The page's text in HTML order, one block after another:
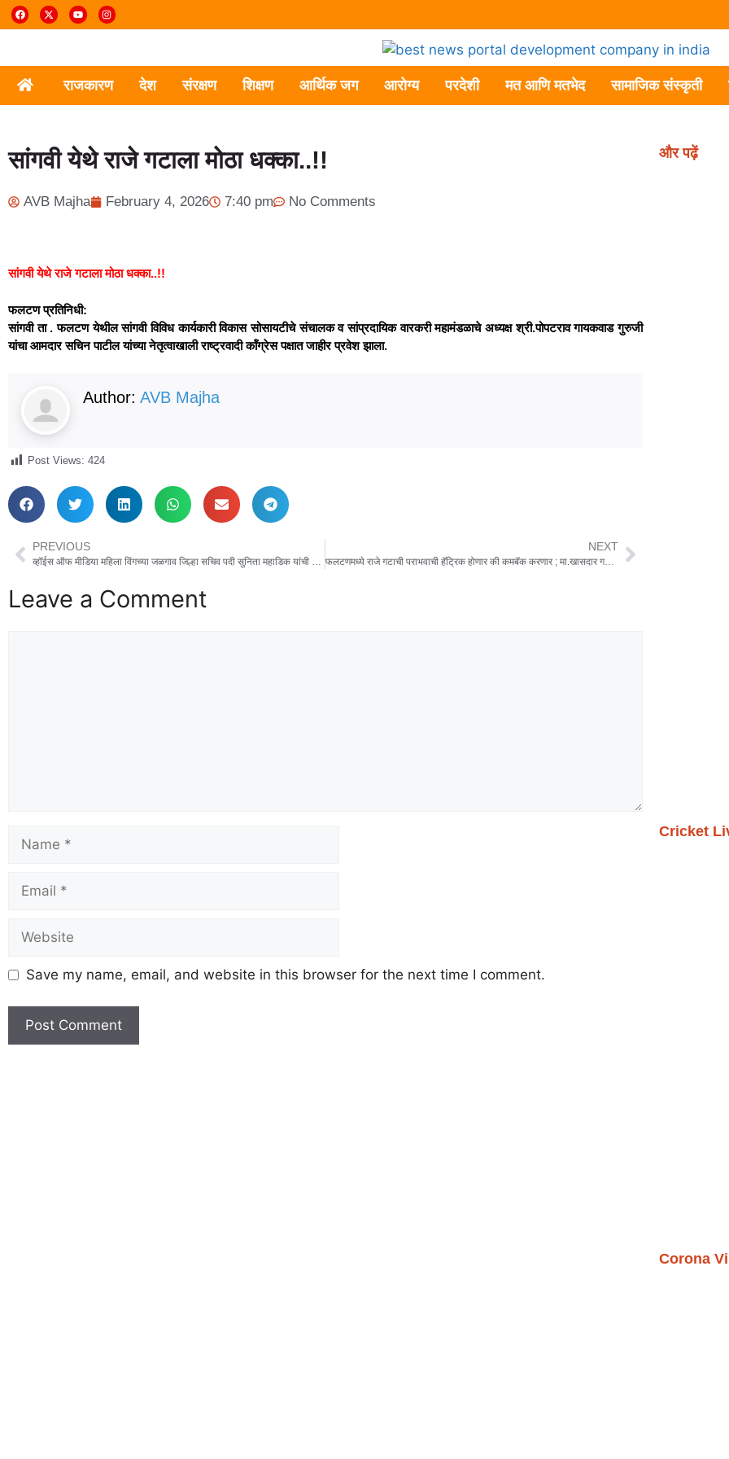
राजकारण देश संरक्षण शिक्षण आर्थिक जग आरोग्य परदेशी मत आणि मतभेद सामाजिक संस्कृती
सांगवी येथे राजे गटाला मोठा धक्का..!!
AVB Majha February 4, 2026 7:40 pm No Comments
सांगवी येथे राजे गटाला मोठा धक्का..!!
फलटण प्रतिनिधी:
सांगवी ता . फलटण येथील सांगवी विविध कार्यकारी विकास सोसायटीचे संचालक व सांप्रदायिक वारकरी महामंडळाचे अध्यक्ष श्री.पोपटराव गायकवाड गुरुजी
यांचा आमदार सचिन पाटील यांच्या नेतृत्वाखाली राष्ट्रवादी कॉंग्रेस पक्षात जाहीर प्रवेश झाला.
Author: AVB Majha
Post Views: 424
PREVIOUS
व्हॉईस ऑफ मीडिया महिला विंगच्या जळगाव जिल्हा सचिव पदी सुनिता महाडिक यांची नियुक्ती
NEXT
फलटणमध्ये राजे गटाची पराभवाची हॅट्रिक होणार की कमबॅक करणार ; मा.खासदार गटाची चारही बाजूने जोरदार फिल्डिंग
Leave a Comment
Save my name, email, and website in this browser for the next time I comment.
और पढ़ें
Cricket
Corona